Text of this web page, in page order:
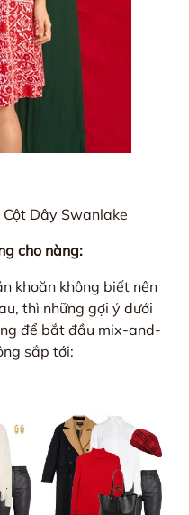
Dây Swanlake
cho nàng:
khoăn không biết nên
thì những gợi ý dưới
để bắt đầu mix-and-
sắp tới: